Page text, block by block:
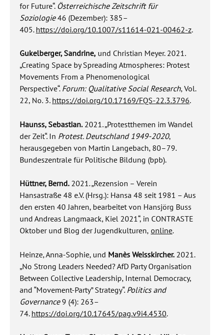
for Future“. Österreichische Zeitschrift für
Soziologie46 (Dezember): 385–
405.https://doi.org/10.1007/s11614-021-00462-z.
Gukelberger, Sandrine, und Christian Meyer. 2021.
„Creating Space by Spreading Atmospheres: Protest
Movements From a Phenomenological
Perspective“.Forum: Qualitative Social Research, Vol.
22, No. 3.https://doi.org/10.17169/FQS-22.3.3796.
Haunss, Sebastian.2021. „Protestthemen im Wandel
der Zeit“. In Protest. Deutschland 1949-2020,
herausgegeben von Martin Langebach, 80–79.
Bundeszentrale für Politische Bildung (bpb).
Hüttner, Bernd.2021. „Rezension – Verein
Hansastraße 48 e.V. (Hrsg.): Hansa 48 seit 1981 – Aus
den ersten 40 Jahren, bearbeitet von Hansjörg Buss
und Andreas Langmaack, Kiel 2021“, in CONTRASTE
Oktober und Blog der Jugendkulturen, online.
Heinze, Anna-Sophie, und Manès Weisskircher. 2021.
„No Strong Leaders Needed? AfD Party Organisation
Between Collective Leadership, Internal Democracy,
and “Movement-Party” Strategy“.Politics and
Governance9 (4): 263–
74.https://doi.org/10.17645/pag.v9i4.4530.